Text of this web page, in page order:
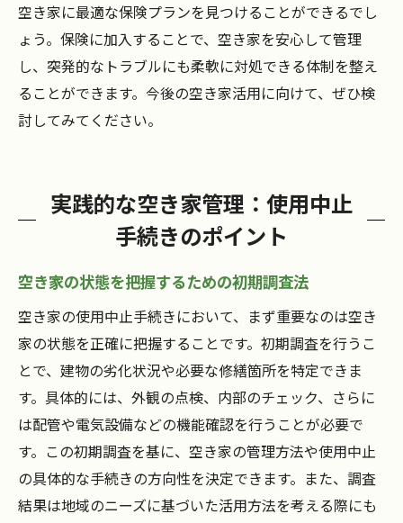
空き家に最適な保険プランを見つけることができるでし
ょう。保険に加入することで、空き家を安心して管理
し、突発的なトラブルにも柔軟に対処できる体制を整え
ることができます。今後の空き家活用に向けて、ぜひ検
討してみてください。
実践的な空き家管理：使用中止
手続きのポイント
空き家の状態を把握するための初期調査法
空き家の使用中止手続きにおいて、まず重要なのは空き
家の状態を正確に把握することです。初期調査を行うこ
とで、建物の劣化状況や必要な修繕箇所を特定できま
す。具体的には、外観の点検、内部のチェック、さらに
は配管や電気設備などの機能確認を行うことが必要で
す。この初期調査を基に、空き家の管理方法や使用中止
の具体的な手続きの方向性を決定できます。また、調査
結果は地域のニーズに基づいた活用方法を考える際にも